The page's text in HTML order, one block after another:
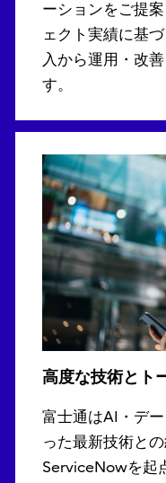
ーションをご提
ェクト実績に基
入から運用・改
す。
高度な技術とト
富士通はAI・デ
った最新技術と
ServiceNowを起